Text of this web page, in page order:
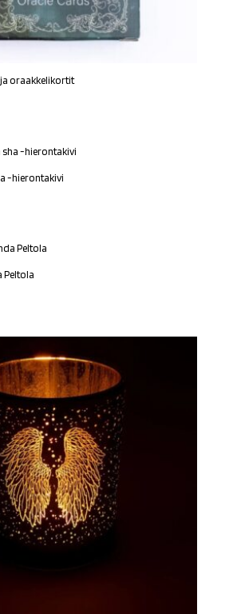
oraakkelikortit
-hierontakivi
Peltola